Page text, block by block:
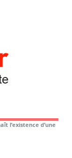
l’existence d’une